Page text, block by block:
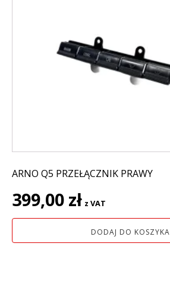
ARNO Q5 PRZEŁĄCZNIK PRAWY
399,00 zł z VAT
DODAJ DO KOSZYKA